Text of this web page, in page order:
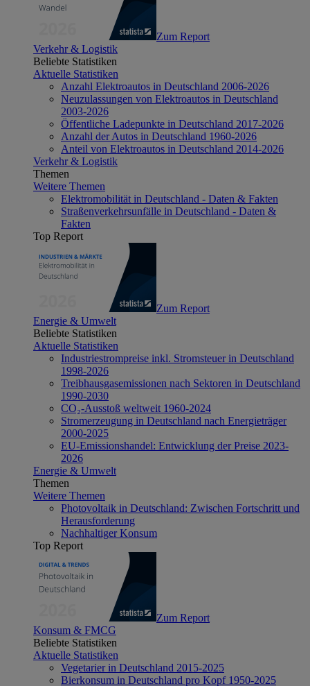
Zum Report
Verkehr & Logistik
Beliebte Statistiken
Aktuelle Statistiken
Anzahl Elektroautos in Deutschland 2006-2026
Neuzulassungen von Elektroautos in Deutschland
2003-2026
Öffentliche Ladepunkte in Deutschland 2017-2026
Anzahl der Autos in Deutschland 1960-2026
Anteil von Elektroautos in Deutschland 2014-2026
Verkehr & Logistik
Themen
Weitere Themen
Elektromobilität in Deutschland - Daten & Fakten
Straßenverkehrsunfälle in Deutschland - Daten &
Fakten
Top Report
Zum Report
Energie & Umwelt
Beliebte Statistiken
Aktuelle Statistiken
Industriestrompreise inkl. Stromsteuer in Deutschland
1998-2026
Treibhausgasemissionen nach Sektoren in Deutschland
1990-2030
CO₂-Ausstoß weltweit 1960-2024
Stromerzeugung in Deutschland nach Energieträger
2000-2025
EU-Emissionshandel: Entwicklung der Preise 2023-
2026
Energie & Umwelt
Themen
Weitere Themen
Photovoltaik in Deutschland: Zwischen Fortschritt und
Herausforderung
Nachhaltiger Konsum
Top Report
Zum Report
Konsum & FMCG
Beliebte Statistiken
Aktuelle Statistiken
Vegetarier in Deutschland 2015-2025
Bierkonsum in Deutschland pro Kopf 1950-2025